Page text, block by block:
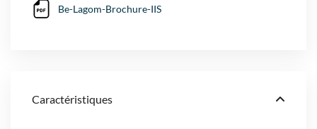
Be-Lagom-Brochure-IIS
Caractéristiques